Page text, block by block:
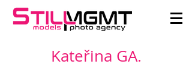
Kateřina GA.